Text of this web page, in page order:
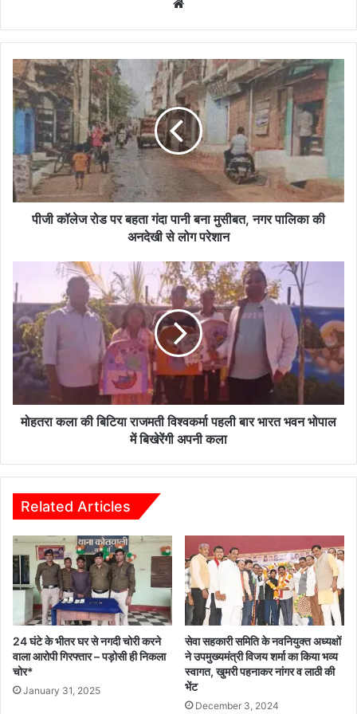
पीजी
कॉलेज
रोड
पर
गंदा
पानी
बना
मुसीबत,
से
लोग
परेशान
पीजी कॉलेज रोड पर बहता गंदा पानी बना मुसीबत, नगर पालिका की
अनदेखी से लोग परेशान
कला
की
बिटिया
राजमती
विश्वकर्मा
पहली
भारत
भवन
कला
मोहतरा कला की बिटिया राजमती विश्वकर्मा पहली बार भारत भवन भोपाल
में बिखेरेंगी अपनी कला
Related Articles
24 घंटे के भीतर घर से नगदी चोरी करने
वाला आरोपी गिरफ्तार – पड़ोसी ही निकला
चोर*
January 31, 2025
सेवा सहकारी समिति के नवनियुक्त अध्यक्षों
ने उपमुख्यमंत्री विजय शर्मा का किया भव्य
स्वागत, खुमरी पहनाकर नांगर व लाठी की
भेंट
December 3, 2024